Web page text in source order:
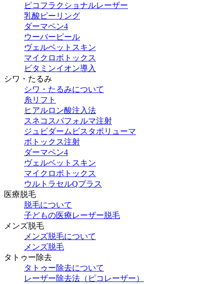
ピコフラクショナルレーザー
乳酸ピーリング
ダーマペン4
ウーバーピール
ヴェルベットスキン
マイクロボトックス
ビタミンイオン導入
シワ・たるみ
シワ・たるみについて
糸リフト
ヒアルロン酸注入法
スネコスパフォルマ注射
ジュビダームビスタボリューマ
ボトックス注射
ダーマペン4
ヴェルベットスキン
マイクロボトックス
ウルトラセルQプラス
医療脱毛
脱毛について
子どもの医療レーザー脱毛
メンズ脱毛
メンズ脱毛について
メンズ脱毛
タトゥー除去
タトゥー除去について
レーザー除去法（ピコレーザー）